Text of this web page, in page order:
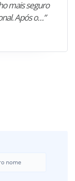
mais seguro
Após o…”